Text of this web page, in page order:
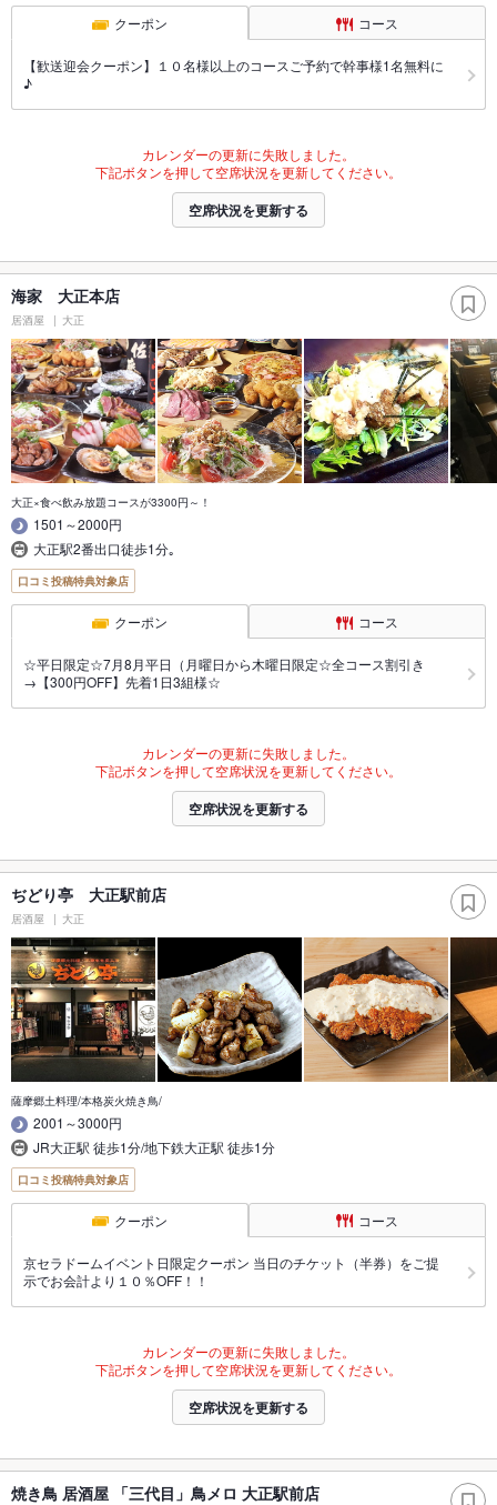
クーポン コース
【歓送迎会クーポン】１０名様以上のコースご予約で幹事様1名無料に
♪
カレンダーの更新に失敗しました。
下記ボタンを押して空席状況を更新してください。
空席状況を更新する
海家 大正本店
居酒屋 大正
大正×食べ飲み放題コースが3300円～！
1501～2000円
大正駅2番出口徒歩1分｡
口コミ投稿特典対象店
クーポン コース
☆平日限定☆7月8月平日（月曜日から木曜日限定☆全コース割引き
→【300円OFF】先着1日3組様☆
カレンダーの更新に失敗しました。
下記ボタンを押して空席状況を更新してください。
空席状況を更新する
ぢどり亭 大正駅前店
居酒屋 大正
薩摩郷土料理/本格炭火焼き鳥/
2001～3000円
JR大正駅 徒歩1分/地下鉄大正駅 徒歩1分
口コミ投稿特典対象店
クーポン コース
京セラドームイベント日限定クーポン 当日のチケット（半券）をご提
示でお会計より１０％OFF！！
カレンダーの更新に失敗しました。
下記ボタンを押して空席状況を更新してください。
空席状況を更新する
焼き鳥 居酒屋 「三代目」鳥メロ 大正駅前店